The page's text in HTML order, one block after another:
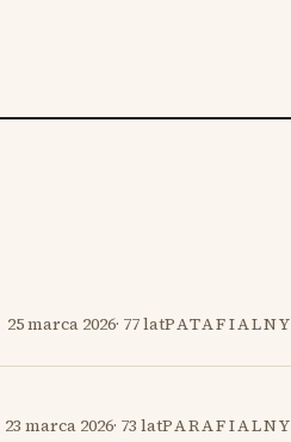
25 marca 2026· 77 latPATAFIALNY
23 marca 2026· 73 latPARAFIALNY